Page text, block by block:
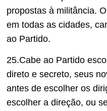
propostas à militância.
em todas as cidades,
ao Partido.
25.Cabe ao Partido
direto e secreto, seus
antes de escolher os
escolher a direção, ou